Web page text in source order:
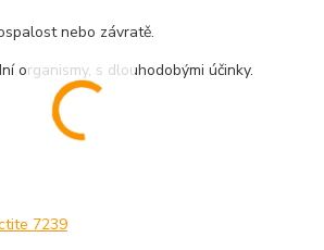
nebo závratě.
organismy, s dlouhodobými účinky.
7239